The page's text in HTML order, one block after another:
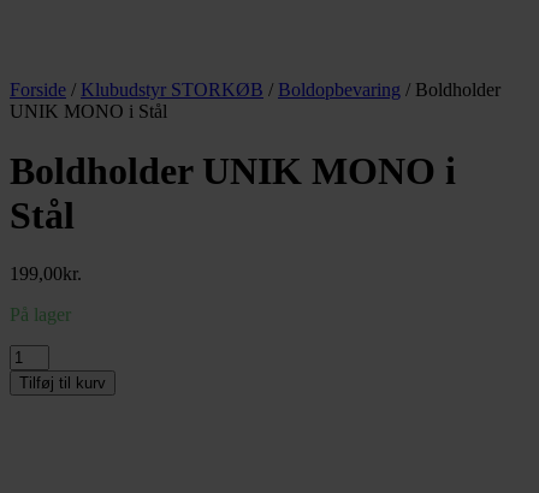
Forside / Klubudstyr STORKØB / Boldopbevaring / Boldholder
UNIK MONO i Stål
Boldholder UNIK MONO i
Stål
199,00kr.
På lager
Boldholder
UNIK
MONO
Tilføj til kurv